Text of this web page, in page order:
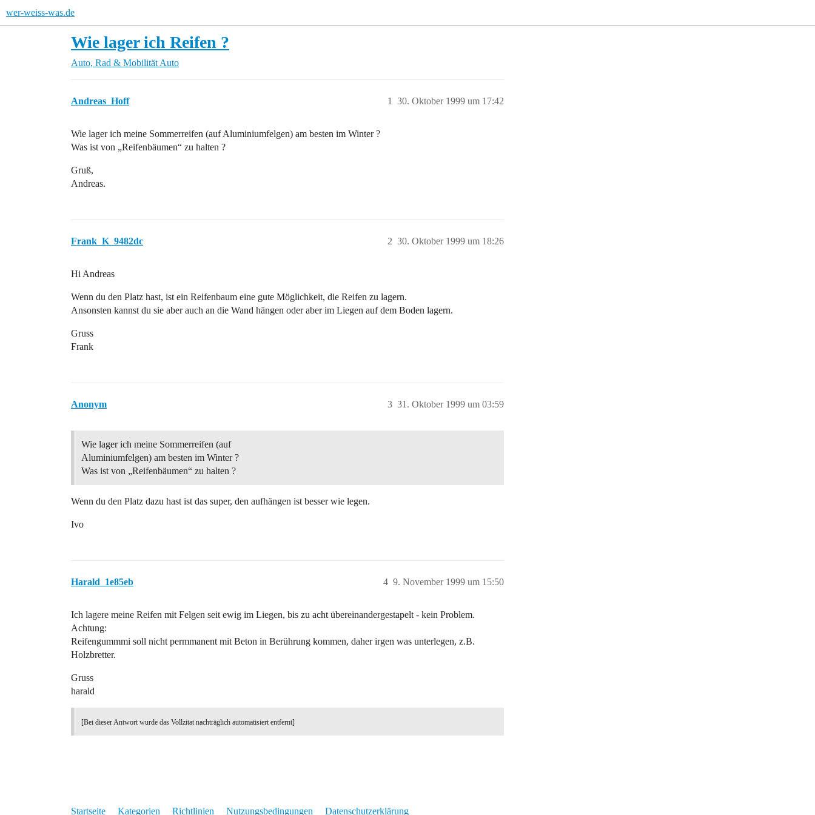
wer-weiss-was.de
Wie lager ich Reifen ?
Auto, Rad & Mobilität Auto
Andreas_Hoff 30. Oktober 1999 um 17:42
1
Wie lager ich meine Sommerreifen (auf Aluminiumfelgen) am besten im Winter ?
Was ist von „Reifenbäumen“ zu halten ?
Gruß,
Andreas.
Frank_K_9482dc 30. Oktober 1999 um 18:26
2
Hi Andreas
Wenn du den Platz hast, ist ein Reifenbaum eine gute Möglichkeit, die Reifen zu lagern.
Ansonsten kannst du sie aber auch an die Wand hängen oder aber im Liegen auf dem Boden lagern.
Gruss
Frank
Anonym 31. Oktober 1999 um 03:59
3
Wie lager ich meine Sommerreifen (auf
Aluminiumfelgen) am besten im Winter ?
Was ist von „Reifenbäumen“ zu halten ?
Wenn du den Platz dazu hast ist das super, den aufhängen ist besser wie legen.
Ivo
Harald_1e85eb 9. November 1999 um 15:50
4
Ich lagere meine Reifen mit Felgen seit ewig im Liegen, bis zu acht übereinandergestapelt - kein Problem.
Achtung:
Reifengummmi soll nicht permmanent mit Beton in Berührung kommen, daher irgen was unterlegen, z.B.
Holzbretter.
Gruss
harald
[Bei dieser Antwort wurde das Vollzitat nachträglich automatisiert entfernt]
Startseite Kategorien Richtlinien Nutzungsbedingungen Datenschutzerklärung